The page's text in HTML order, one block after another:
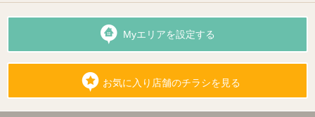
Myエリアを設定する
お気に入り店舗のチラシを見る